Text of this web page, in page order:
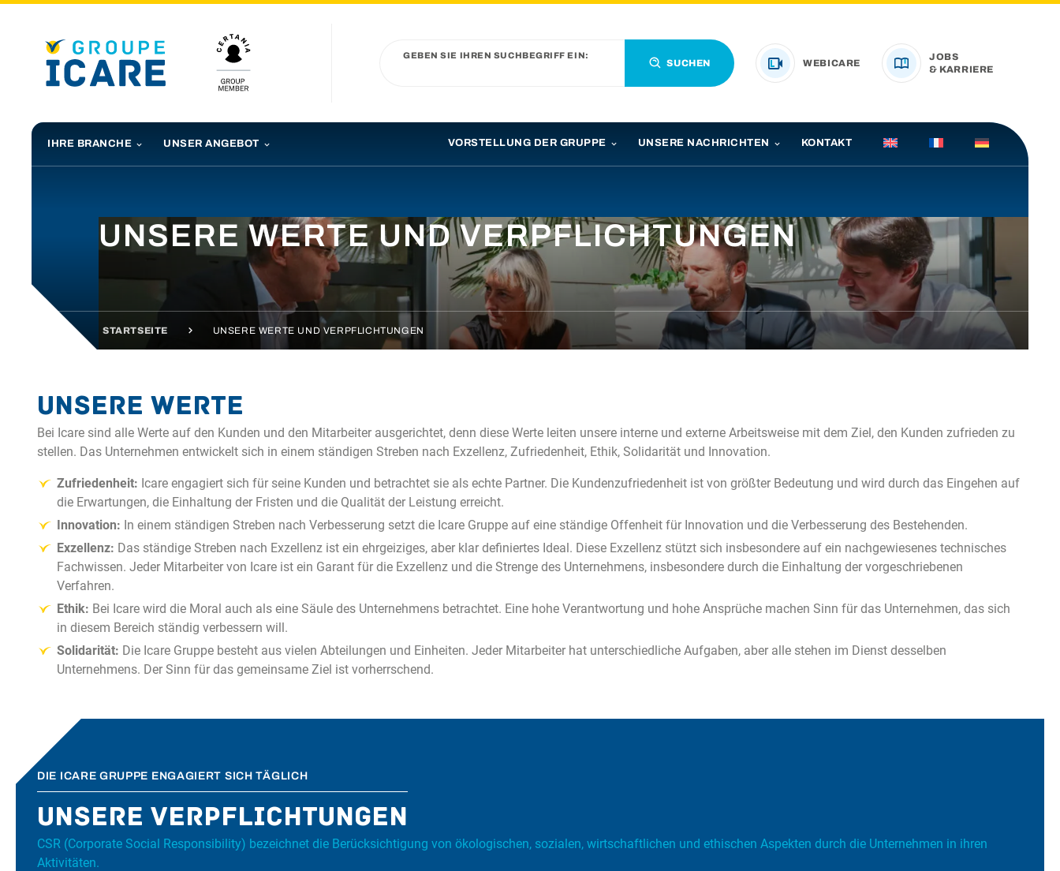
GEBEN SIE IHREN SUCHBEGRIFF EIN:
SUCHEN WEBICARE
JOBS
& KARRIERE
IHRE BRANCHE UNSER ANGEBOT VORSTELLUNG DER GRUPPE UNSERE NACHRICHTEN KONTAKT
UNSERE WERTE UND VERPFLICHTUNGEN
STARTSEITE UNSERE WERTE UND VERPFLICHTUNGEN
Unsere Werte
Bei Icare sind alle Werte auf den Kunden und den Mitarbeiter ausgerichtet, denn diese Werte leiten unsere interne und externe Arbeitsweise mit dem Ziel, den Kunden zufrieden zu
stellen. Das Unternehmen entwickelt sich in einem ständigen Streben nach Exzellenz, Zufriedenheit, Ethik, Solidarität und Innovation.
Zufriedenheit: Icare engagiert sich für seine Kunden und betrachtet sie als echte Partner. Die Kundenzufriedenheit ist von größter Bedeutung und wird durch das Eingehen auf
die Erwartungen, die Einhaltung der Fristen und die Qualität der Leistung erreicht.
Innovation: In einem ständigen Streben nach Verbesserung setzt die Icare Gruppe auf eine ständige Offenheit für Innovation und die Verbesserung des Bestehenden.
Exzellenz: Das ständige Streben nach Exzellenz ist ein ehrgeiziges, aber klar definiertes Ideal. Diese Exzellenz stützt sich insbesondere auf ein nachgewiesenes technisches
Fachwissen. Jeder Mitarbeiter von Icare ist ein Garant für die Exzellenz und die Strenge des Unternehmens, insbesondere durch die Einhaltung der vorgeschriebenen
Verfahren.
Ethik: Bei Icare wird die Moral auch als eine Säule des Unternehmens betrachtet. Eine hohe Verantwortung und hohe Ansprüche machen Sinn für das Unternehmen, das sich
in diesem Bereich ständig verbessern will.
Solidarität: Die Icare Gruppe besteht aus vielen Abteilungen und Einheiten. Jeder Mitarbeiter hat unterschiedliche Aufgaben, aber alle stehen im Dienst desselben
Unternehmens. Der Sinn für das gemeinsame Ziel ist vorherrschend.
DIE ICARE GRUPPE ENGAGIERT SICH TÄGLICH
Unsere Verpflichtungen
CSR (Corporate Social Responsibility) bezeichnet die Berücksichtigung von ökologischen, sozialen, wirtschaftlichen und ethischen Aspekten durch die Unternehmen in ihren
Aktivitäten.